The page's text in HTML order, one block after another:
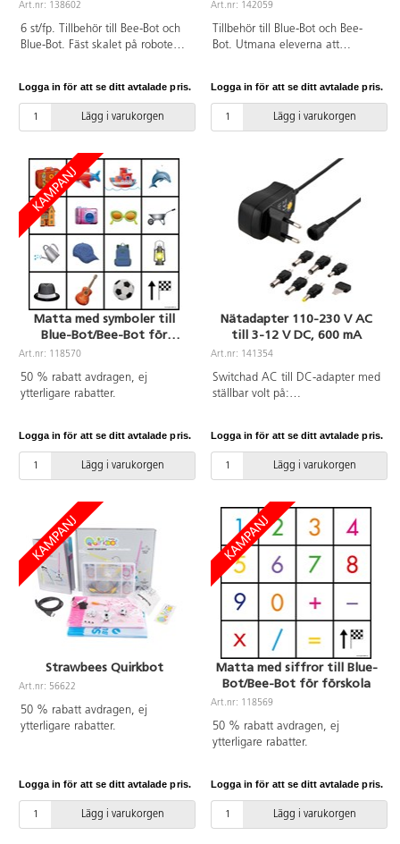
Art.nr: 138602
6 st/fp. Tillbehör till Bee-Bot och
Blue-Bot. Fäst skalet på roboten,
antingen Berol Colour Broad (art.
42723) eller Berol Colour Fine
(art. 42717). Av ABS. PVC-fri.
Logga in för att se ditt avtalade pris.
Lägg i varukorgen
Art.nr: 142059
Tillbehör till Blue-Bot och Bee-
Bot. Utmana eleverna att
väggdelar, 6 dörröppningar och 2
valv. PVC-fri.
Logga in för att se ditt avtalade pris.
Lägg i varukorgen
Matta med symboler till
Blue-Bot/Bee-Bot för
förskola
Art.nr: 118570
50 % rabatt avdragen, ej
ytterligare rabatter.
Logga in för att se ditt avtalade pris.
Lägg i varukorgen
Nätadapter 110-230 V AC
till 3-12 V DC, 600 mA
Art.nr: 141354
Switchad AC till DC-adapter med
ställbar volt på:
kontakterna. Ingångspänning:
(100-240 V). Utström: 3-12 V
ls/600 mA. Kontakt 1.5.5x2,1 m,
3.4x1,7 mm, kontakt
4.5.5x1,5 mm, kontakt
5.5x2.1 mm och kontakt
6.5.5x2,5 mm.
Logga in för att se ditt avtalade pris.
Lägg i varukorgen
Strawbees Quirkbot
Art.nr: 56622
50 % rabatt avdragen, ej
ytterligare rabatter.
Logga in för att se ditt avtalade pris.
Lägg i varukorgen
Matta med siffror till Blue-
Bot/Bee-Bot för förskola
Art.nr: 118569
50 % rabatt avdragen, ej
ytterligare rabatter.
Logga in för att se ditt avtalade pris.
Lägg i varukorgen